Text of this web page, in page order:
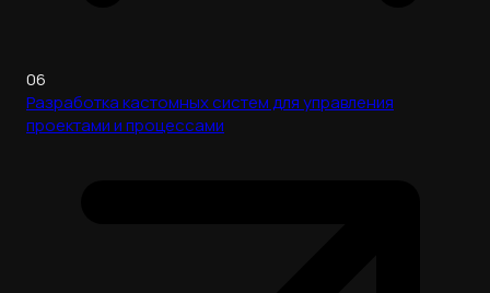
06
Разработка кастомных систем для управления
проектами и процессами